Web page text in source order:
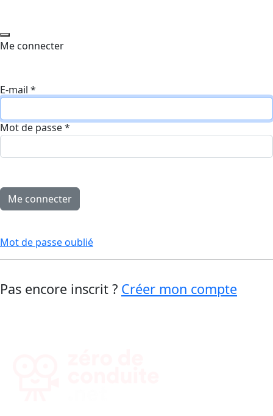
Me connecter
E-mail *
Mot de passe*
Mot de passe oublié
Pas encore inscrit ? Créer mon compte